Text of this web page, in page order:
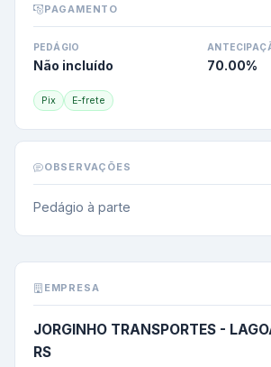
PAGAMENTO
PEDÁGIO
Não incluído 70.00%
Pix E-frete
OBSERVAÇÕES
Pedágio à parte
EMPRESA
JORGINHO TRANSPORTES -
RS